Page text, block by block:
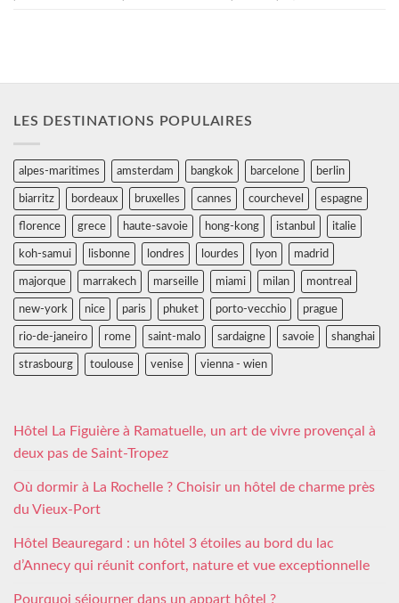
LES DESTINATIONS POPULAIRES
alpes-maritimes amsterdam bangkok barcelone berlin
biarritz bordeaux bruxelles cannes courchevel espagne
florence grece haute-savoie hong-kong istanbul italie
koh-samui lisbonne londres lourdes lyon madrid
majorque marrakech marseille miami milan montreal
new-york nice paris phuket porto-vecchio prague
rio-de-janeiro rome saint-malo sardaigne savoie shanghai
strasbourg toulouse venise vienna - wien
Hôtel La Figuière à Ramatuelle, un art de vivre provençal à
deux pas de Saint-Tropez
Où dormir à La Rochelle ? Choisir un hôtel de charme près
du Vieux-Port
Hôtel Beauregard : un hôtel 3 étoiles au bord du lac
d’Annecy qui réunit confort, nature et vue exceptionnelle
Pourquoi séjourner dans un appart hôtel ?